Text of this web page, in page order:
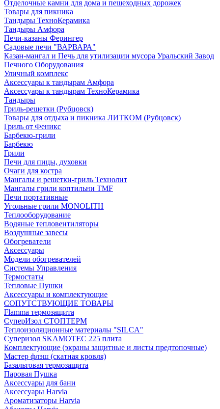
Отделочные камни для дома и пешеходных дорожек
Товары для пикника
Тандыры ТехноКерамика
Тандыры Амфора
Печи-казаны Ферингер
Садовые печи "ВАРВАРА"
Казан-мангал и Печь для утилизации мусора Уральский Завод
Печного Оборудования
Уличный комплекс
Аксессуары к тандырам Амфора
Аксессуары к тандырам ТехноКерамика
Тандыры
Гриль-решетки (Рубцовск)
Товары для отдыха и пикника ЛИТКОМ (Рубцовск)
Гриль от Феникс
Барбекю-грили
Барбекю
Грили
Печи для пицы, духовки
Очаги для костра
Мангалы и решетки-гриль Технолит
Мангалы грили коптильни TMF
Печи портативные
Угольные грили MONOLITH
Теплооборудование
Водяные тепловентиляторы
Воздушные завесы
Обогреватели
Аксессуары
Модели обогревателей
Системы Управления
Термостаты
Тепловые Пушки
Аксессуары и комплектующие
СОПУТСТВУЮЩИЕ ТОВАРЫ
Flamma термозащита
СуперИзол СТОПТЕРМ
Теплоизоляционные материалы "SILCA"
Суперизол SKAMOTEC 225 плита
Комплектующие (экраны защитные и листы предтопочные)
Мастер флэш (скатная кровля)
Базальтовая термозащита
Паровая Пушка
Аксессуары для бани
Аксессуары Harvia
Ароматизаторы Harvia